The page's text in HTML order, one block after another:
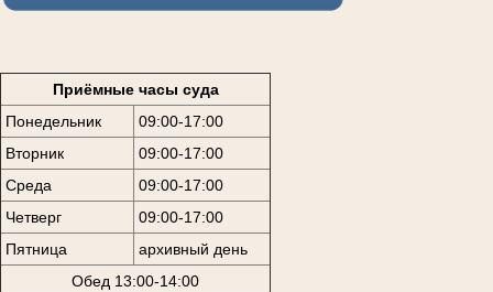
Приёмные часы суда
Понедельник
09:00-17:00
Вторник
09:00-17:00
Среда
09:00-17:00
Четверг
09:00-17:00
Пятница
архивный день
Обед 13:00-14:00